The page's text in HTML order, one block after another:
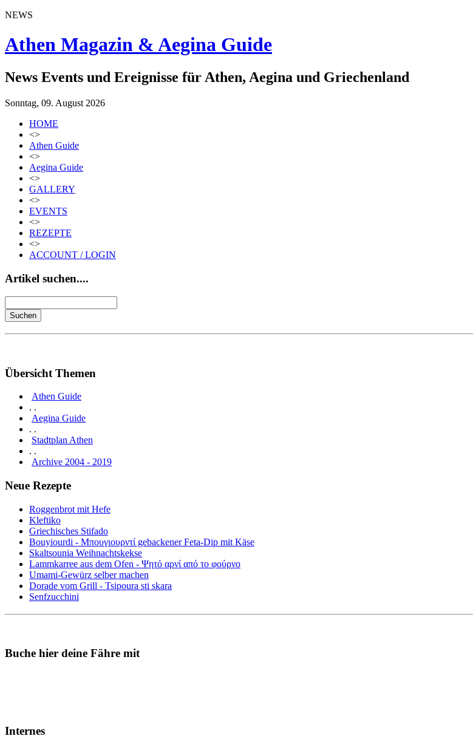
NEWS
Athen Magazin & Aegina Guide
News Events und Ereignisse für Athen, Aegina und Griechenland
Sonntag, 09. August 2026
HOME
<>
Athen Guide
<>
Aegina Guide
<>
GALLERY
<>
EVENTS
<>
REZEPTE
<>
ACCOUNT / LOGIN
Artikel suchen....
Übersicht Themen
Athen Guide
. .
Aegina Guide
. .
Stadtplan Athen
. .
Archive 2004 - 2019
Neue Rezepte
Roggenbrot mit Hefe
Kleftiko
Griechisches Stifado
Bouyiourdi - Μπουγιουρντί gebackener Feta-Dip mit Käse
Skaltsounia Weihnachtskekse
Lammkarree aus dem Ofen - Ψητό αρνί από το φούρνο
Umami-Gewürz selber machen
Dorade vom Grill - Tsipoura sti skara
Senfzucchini
Buche hier deine Fähre mit
Internes